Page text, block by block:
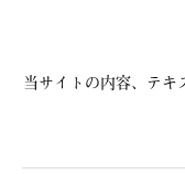
当サイトの内容、テキ